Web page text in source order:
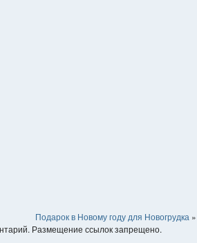
Подарок в Новому году для Новогрудка »
Размещение ссылок запрещено.